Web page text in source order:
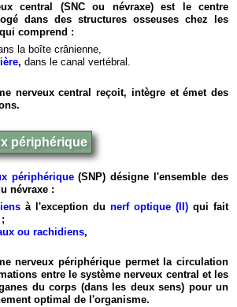
central (SNC ou névraxe) est le centre
dans des structures osseuses chez les
comprend :
la boîte crânienne,
, dans le canal vertébral.
nerveux central reçoit, intègre et émet des
périphérique
périphérique(SNP) désigne l'ensemble des
névraxe :
à l'exception du nerf optique (II) qui fait
;
ou rachidiens,
nerveux périphérique permet la circulation
entre le système nerveux central et les
du corps (dans les deux sens) pour un
optimal de l'organisme.